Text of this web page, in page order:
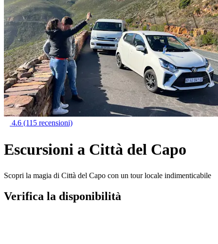
4.6 (115 recensioni)
Escursioni a Città del Capo
Scopri la magia di Città del Capo con un tour locale indimenticabile
Verifica la disponibilità